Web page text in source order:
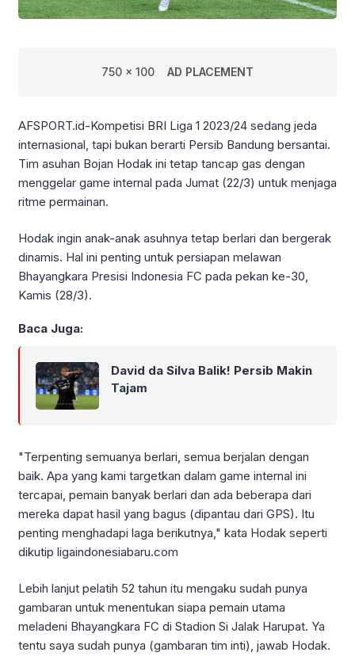
750 x 100 AD PLACEMENT
AFSPORT.id-Kompetisi BRI Liga 1 2023/24 sedang jeda
internasional, tapi bukan berarti Persib Bandung bersantai.
Tim asuhan Bojan Hodak ini tetap tancap gas dengan
menggelar game internal pada Jumat (22/3) untuk menjaga
ritme permainan.
Hodak ingin anak-anak asuhnya tetap berlari dan bergerak
dinamis. Hal ini penting untuk persiapan melawan
Bhayangkara Presisi Indonesia FC pada pekan ke-30,
Kamis (28/3).
Baca Juga:
David da Silva Balik! Persib Makin
Tajam
"Terpenting semuanya berlari, semua berjalan dengan
baik. Apa yang kami targetkan dalam game internal ini
tercapai, pemain banyak berlari dan ada beberapa dari
mereka dapat hasil yang bagus (dipantau dari GPS). Itu
penting menghadapi laga berikutnya," kata Hodak seperti
dikutip ligaindonesiabaru.com
Lebih lanjut pelatih 52 tahun itu mengaku sudah punya
gambaran untuk menentukan siapa pemain utama
meladeni Bhayangkara FC di Stadion Si Jalak Harupat. Ya
tentu saya sudah punya (gambaran tim inti), jawab Hodak.